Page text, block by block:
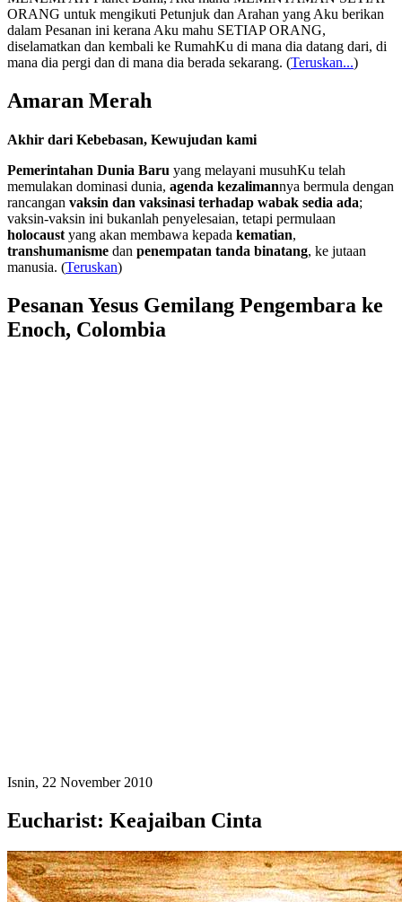
ORANG untuk mengikuti Petunjuk dan Arahan yang Aku berikan
dalam Pesanan ini kerana Aku mahu SETIAP ORANG,
diselamatkan dan kembali ke RumahKu di mana dia datang dari, di
mana dia pergi dan di mana dia berada sekarang. (Teruskan...)
Amaran Merah
Akhir dari Kebebasan, Kewujudan kami
Pemerintahan Dunia Baru yang melayani musuhKu telah
memulakan dominasi dunia, agenda kezalimannya bermula dengan
rancangan vaksin dan vaksinasi terhadap wabak sedia ada;
vaksin-vaksin ini bukanlah penyelesaian, tetapi permulaan
holocaust yang akan membawa kepada kematian,
transhumanisme dan penempatan tanda binatang, ke jutaan
manusia. (Teruskan)
Pesanan Yesus Gemilang Pengembara ke
Enoch, Colombia
Isnin, 22 November 2010
Eucharist: Keajaiban Cinta